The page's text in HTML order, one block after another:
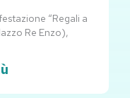
“Regali a
Re Enzo),